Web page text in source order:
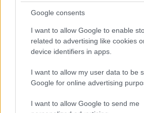
Google consents
I want to allow Google to enable
related to advertising like cookies
device identifiers in apps.
I want to allow my user data to be
Google for online advertising
I want to allow Google to send me
συνέχεια τα συνέκριναν με
ενεργοποιούνται σε
βελανιδόσκουληκα- ζώα με
που έχουν στενή συγγένεια
- και σπονδυλωτά.
«Όταν συγκρίναμε τα γονίδια
με άλλες ομάδες ζώων, όπως